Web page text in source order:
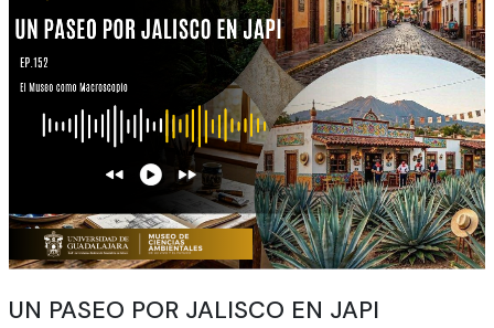
UN PASEO POR JALISCO EN JAPI